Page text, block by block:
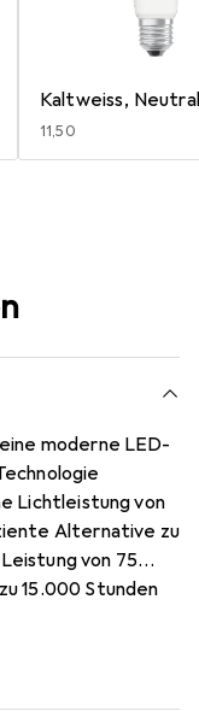
Kaltweiss,
EUR
11,50
moderne LED-
Lichtleistung von
Alternative zu
von 75
15.000 Stunden
mit einer
dimmbar und